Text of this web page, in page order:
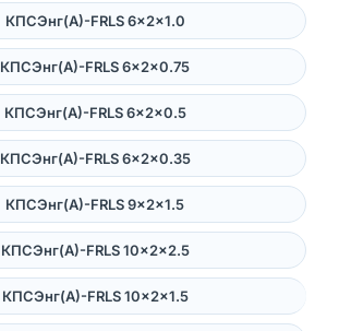
КПСЭнг(А)-FRLS 6×2×1.0
КПСЭнг(А)-FRLS 6×2×0.75
КПСЭнг(А)-FRLS 6×2×0.5
КПСЭнг(А)-FRLS 6×2×0.35
КПСЭнг(А)-FRLS 9×2×1.5
КПСЭнг(А)-FRLS 10×2×2.5
КПСЭнг(А)-FRLS 10×2×1.5